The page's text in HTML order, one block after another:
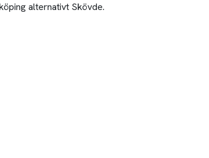
alternativt Skövde.